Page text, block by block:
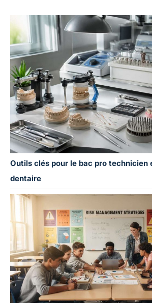
Outils clés pour le bac pro technicien
dentaire